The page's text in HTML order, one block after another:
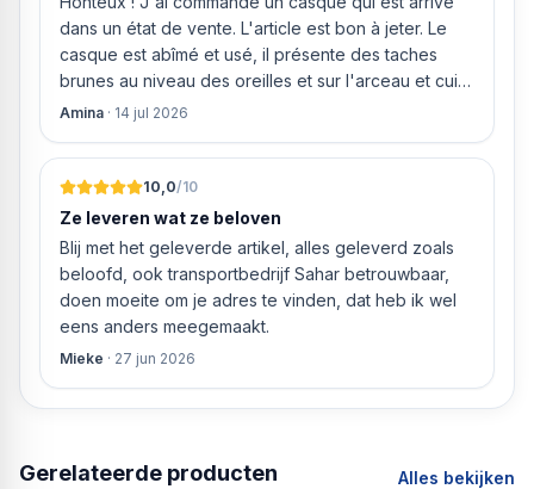
dans un état de vente. L'article est bon à jeter. Le
casque est abîmé et usé, il présente des taches
brunes au niveau des oreilles et sur l'arceau et cuir
qui est craquelé ! Les coussins sont eux « dégonflés
Amina · 14 jul 2026
10,0/10
Ze leveren wat ze beloven
Blij met het geleverde artikel, alles geleverd zoals
beloofd, ook transportbedrijf Sahar betrouwbaar,
doen moeite om je adres te vinden, dat heb ik wel
eens anders meegemaakt.
Mieke · 27 jun 2026
Gerelateerde producten Alles bekijken